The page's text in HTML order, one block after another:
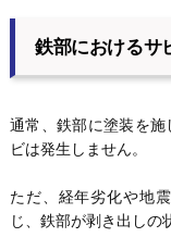
鉄部におけるサ
通常、鉄部に塗装を
ビは発生しません。
ただ、経年劣化や地
じ、鉄部が剥き出しの